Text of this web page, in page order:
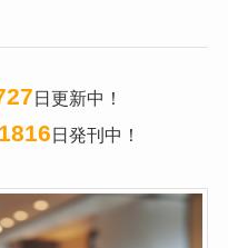
日更新中！
1816日発刊中！